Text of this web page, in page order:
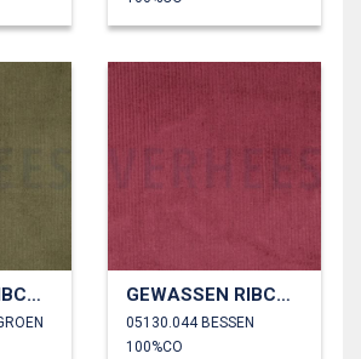
GEWASSEN RIBCORDUROY 4.5W GEWASSEN RIBCORDUROY 4.5W
05130.044 BESSEN
100%CO